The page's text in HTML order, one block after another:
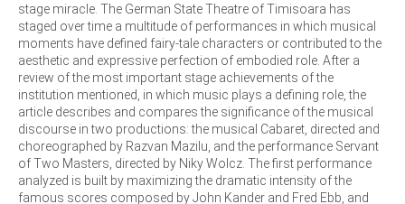
stage miracle. The German State Theatre of Timisoara has
staged over time a multitude of performances in which musical
moments have defined fairy-tale characters or contributed to the
aesthetic and expressive perfection of embodied role. After a
review of the most important stage achievements of the
institution mentioned, in which music plays a defining role, the
article describes and compares the significance of the musical
discourse in two productions: the musical Cabaret, directed and
choreographed by Razvan Mazilu, and the performance Servant
of Two Masters, directed by Niky Wolcz. The first performance
analyzed is built by maximizing the dramatic intensity of the
famous scores composed by John Kander and Fred Ebb, and